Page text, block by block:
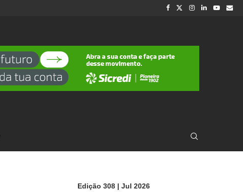
Edição 308 | Jul 2026